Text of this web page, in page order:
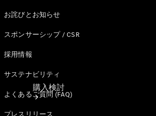
購入検討
お詫びとお知らせ
スポンサーシップ / CSR
採用情報
サステナビリティ
よくあるご質問 (FAQ)